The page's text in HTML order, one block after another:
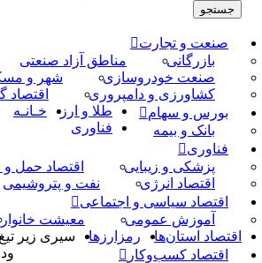
جستجو
صنعت و تجارت
بازرگانی
مناطق آزاد صنعتی
صنعت خودروسازی
شهر و
کشاورزی و دامپروری
بورس و سهام
بانک و بیمه
طلا و ارز
فناوری
پزشکی و زیبایی
اقتصاد حمل و
اقتصاد انرژی
نفت و پتروشیمی
اقتصاد سیاسی و اجتماعی
آموزش عمومی
معیشت خانوار
اقتصاد استان‌ها
رمزارزها
اقتصاد کسب‌و‌کار
خـانـه
فناوری
سیری زیر